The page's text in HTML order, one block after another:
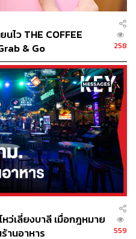
Olio(320 บาท) พาสต้าเส้น
เทียม และพริกแห้ง หรือจะ
(280 บาท) บริยอชเนื้อ
าโดแบบจัดเต็ม นอกจากนี้
กได้ว่ามากี่ครั้งก็ไม่มีเบื่อ
ไว THE COFFEE
& Go
258
ว่เลี่ยงบาลี เมื่อกฎหมาย
านอาหาร
559